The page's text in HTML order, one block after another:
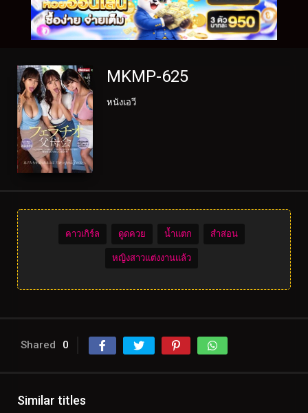
MKMP-625
หนังเอวี
คาวเกิร์ล ดูดควย น้ำแตก สำส่อน
หญิงสาวแต่งงานแล้ว
Shared 0
Similar titles